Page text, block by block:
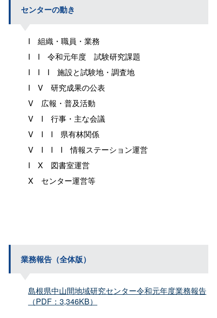
センターの動き
I 組織・職員・業務
II 令和元年度 試験研究課題
III 施設と試験地・調査地
IV 研究成果の公表
V 広報・普及活動
VI 行事・主な会議
VII 県有林関係
VIII情報ステーション運営
IX 図書室運営
X センター運営等
業務報告（全体版）
島根県中山間地域研究センター令和元年度業務報告
（PDF：3,346KB）